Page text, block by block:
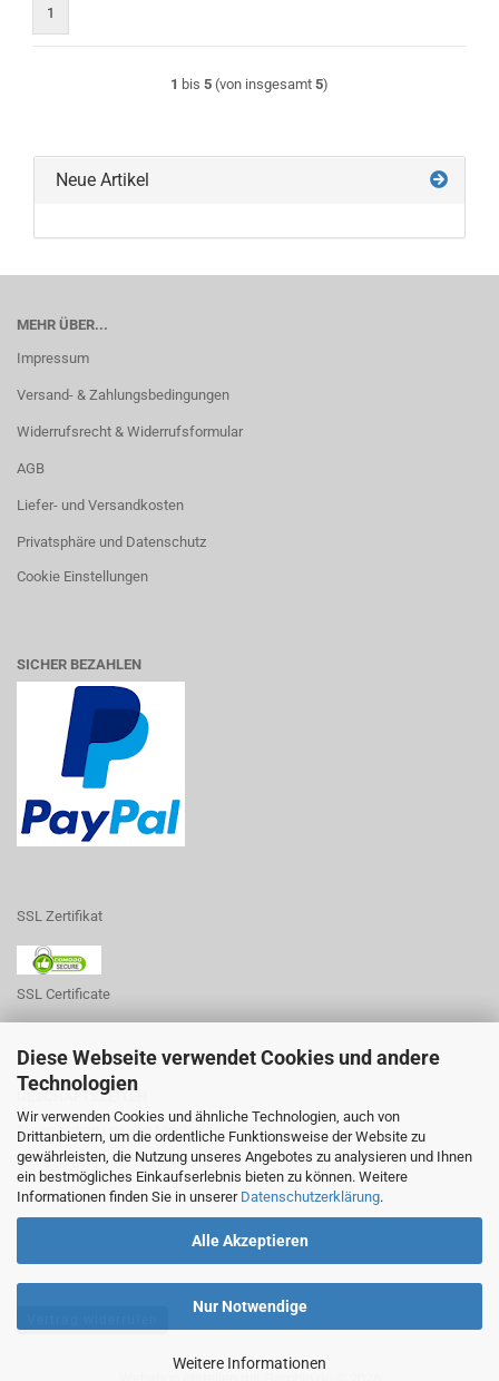
Diese Webseite verwendet Cookies und andere
Technologien
Wir verwenden Cookies und ähnliche Technologien, auch von
Drittanbietern, um die ordentliche Funktionsweise der Website zu
gewährleisten, die Nutzung unseres Angebotes zu analysieren und Ihnen
ein bestmögliches Einkaufserlebnis bieten zu können. Weitere
Informationen finden Sie in unserer Datenschutzerklärung.
Alle Akzeptieren
Nur Notwendige
Weitere Informationen
1
1 bis 5 (von insgesamt 5)
Neue Artikel
MEHR ÜBER...
Impressum
Versand- & Zahlungsbedingungen
Widerrufsrecht & Widerrufsformular
AGB
Liefer- und Versandkosten
Privatsphäre und Datenschutz
Cookie Einstellungen
SICHER BEZAHLEN
SSL Zertifikat
SSL Certificate
GESCHÄFTSZEITEN
Sie erreichen uns von Montag bis Freitag
von 8:00 bis 17:00 Uhr telefonisch unter
0234 541185